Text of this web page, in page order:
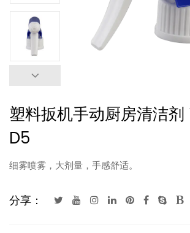
塑料扳机手动厨房清洁
D5
细雾喷雾，大剂量，手感舒适。
分享：